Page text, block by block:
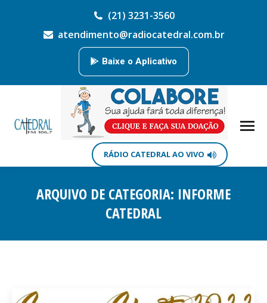
(21) 3231-3560
atendimento@radiocatedral.com.br
Baixe o Aplicativo
RÁDIO CATEDRAL AO VIVO
ARQUIVO DE CATEGORIA: INFORME
CATEDRAL